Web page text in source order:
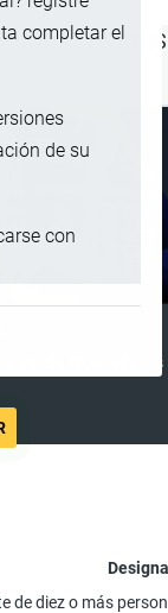
completar el
de su
con
CONTENIDOS
de Operadores
de diez o más